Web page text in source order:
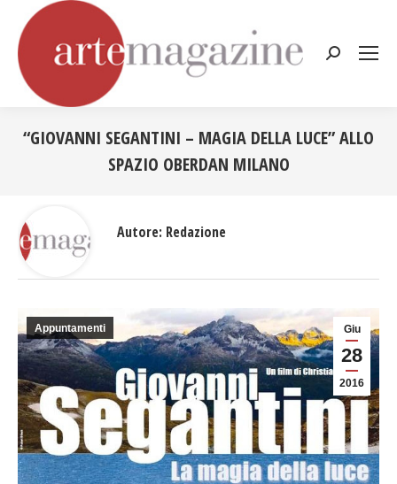
Cerca:
“GIOVANNI SEGANTINI – MAGIA DELLA LUCE” ALLO
SPAZIO OBERDAN MILANO
Giu
28
2016
Appuntamenti
Autore: Redazione